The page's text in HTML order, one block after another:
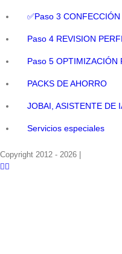
✅Paso 3
Paso 4 REVISION
Paso 5 OPTIMIZACIÓN
PACKS DE AHORRO
JOBAI, ASISTENTE DE
Servicios especiales
Copyright 2012 - 2026 |
Facebook